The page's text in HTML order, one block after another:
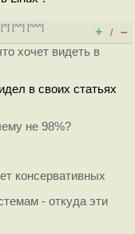
^] [^^] [^^^]
+ / –
хочет видеть в
в своих статьях
не 98%?
консервативных
- откуда эти